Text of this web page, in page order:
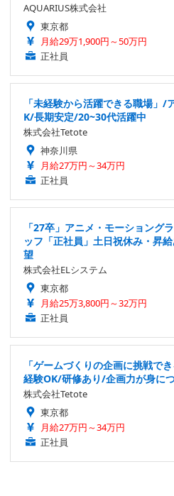
AQUARIUS株式会社
東京都
月給29万1,900円～50万円
正社員
「未経験から活躍できる職場」
K/長期安定/20~30代活躍中
株式会社Tetote
神奈川県
月給27万円～34万円
正社員
「27卒」アニメ・モーショング
ッフ「正社員」土日祝休み・昇
望
株式会社ELシステム
東京都
月給25万3,800円～32万円
正社員
「ゲームづくりの企画に挑戦で
経験OK/研修あり/企画力が身に
株式会社Tetote
東京都
月給27万円～34万円
正社員